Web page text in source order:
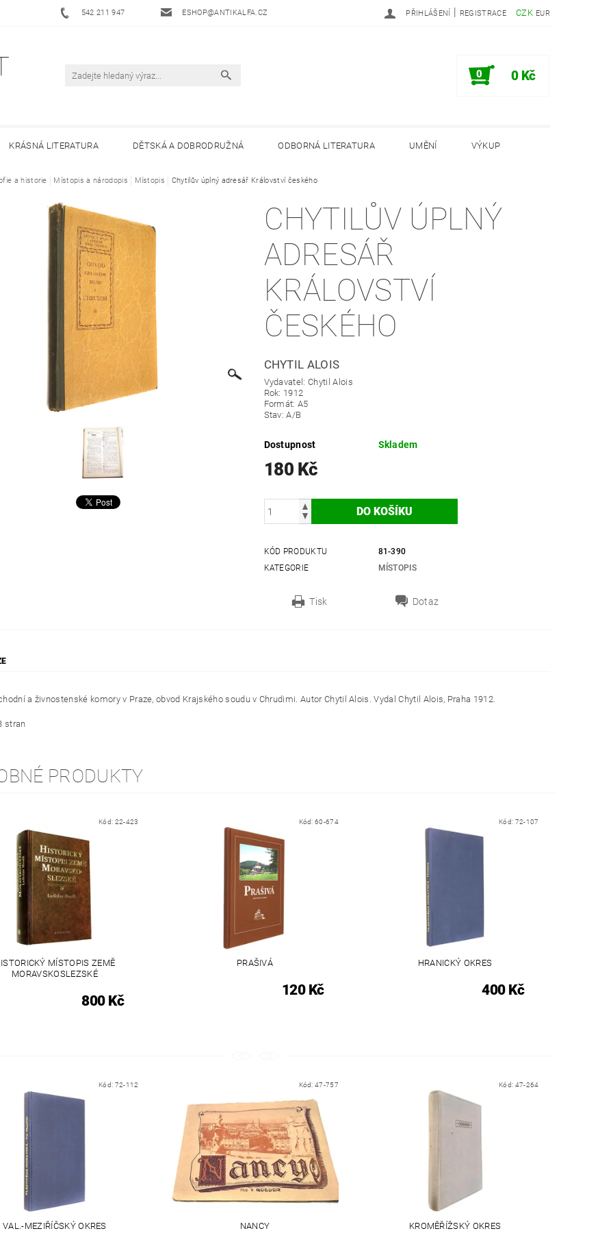
542 211 947 ESHOP@ANTIKALFA.CZ CZK EUR
PŘIHLÁŠENÍ | REGISTRACE
0 0 Kč
KRÁSNÁ LITERATURA DĚTSKÁ A DOBRODRUŽNÁ ODBORNÁ LITERATURA UMĚNÍ VÝKUP
ANTIKVARIÁTU ALFA HODNOCENÍ OBCHODU OBCHODNÍ PODMÍNKY
a historie Místopis a národopis Místopis Chytilův úplný adresář Království českého
CHYTILŮV ÚPLNÝ
ADRESÁŘ
KRÁLOVSTVÍ
ČESKÉHO
CHYTIL ALOIS
Vydavatel: Chytil Alois
Rok: 1912
Formát: A5
Stav: A/B
Dostupnost Skladem
180 Kč
KÓD PRODUKTU
81-390
KATEGORIE
MÍSTOPIS
Tisk Dotaz
a živnostenské komory v Praze, obvod Krajského soudu v Chrudimi. Autor Chytil Alois. Vydal Chytil Alois, Praha 1912.
stran
PRODUKTY
Kód: 22-423
MÍSTOPIS ZEMĚ
MORAVSKOSLEZSKÉ
800 Kč
Kód:60-674
PRAŠIVÁ
120 Kč
Kód: 72-107
HRANICKÝ OKRES
400 Kč
Kód: 72-112
VAL.-MEZIŘÍČSKÝ OKRES
Kód:47-757
NANCY
Kód: 47-264
KROMĚŘÍŽSKÝ OKRES